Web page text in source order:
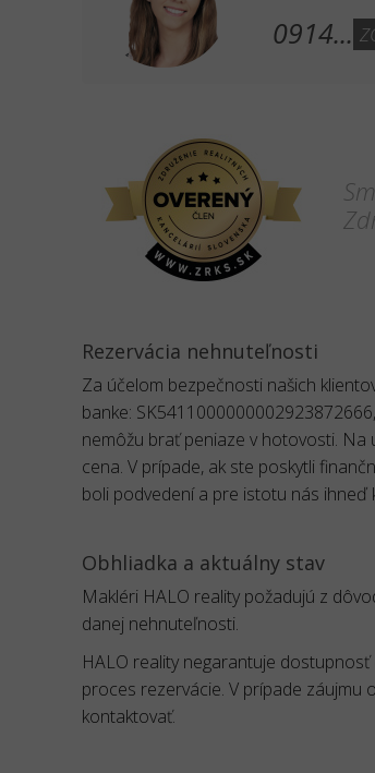
0914...
Rezervácia nehnuteľnosti
Za účelom bezpečnosti našich
banke:
nemôžu brať peniaze v hotovosti. Na
cena. V prípade, ak ste poskytli
boli podvedení a pre istotu nás ihneď
Obhliadka a aktuálny stav
Makléri HALO reality požadujú z
danej nehnuteľnosti.
HALO reality negarantuje dostupnosť
proces rezervácie. V prípade záujmu
kontaktovať.